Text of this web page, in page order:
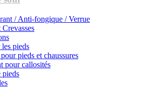
/ Anti-fongique / Verrue
pieds
pieds et chaussures
pour callosités
pieds